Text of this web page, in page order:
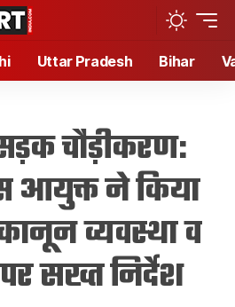
Uttar Pradesh Bihar
चौड़ीकरण:
आयुक्त ने किया
व्यवस्था व
सख्त निर्देश